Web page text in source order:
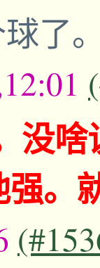
了
没
。